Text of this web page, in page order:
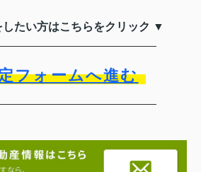
たい方はこちらをクリック ▼
フォームへ進む